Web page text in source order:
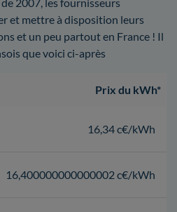
et mettre à disposition leurs
et un peu partout en France ! Il
que voici ci-après
Prix du kWh*
16,34 c€/kWh
16,400000000000002 c€/kWh